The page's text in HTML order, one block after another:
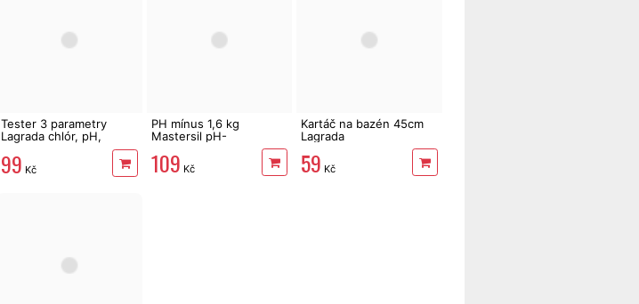
Tester 3 parametry
Lagrada chlór, pH,
99 Kč
PH mínus 1,6 kg
Mastersil pH-
109 Kč
Kartáč na bazén 45cm
Lagrada
59 Kč